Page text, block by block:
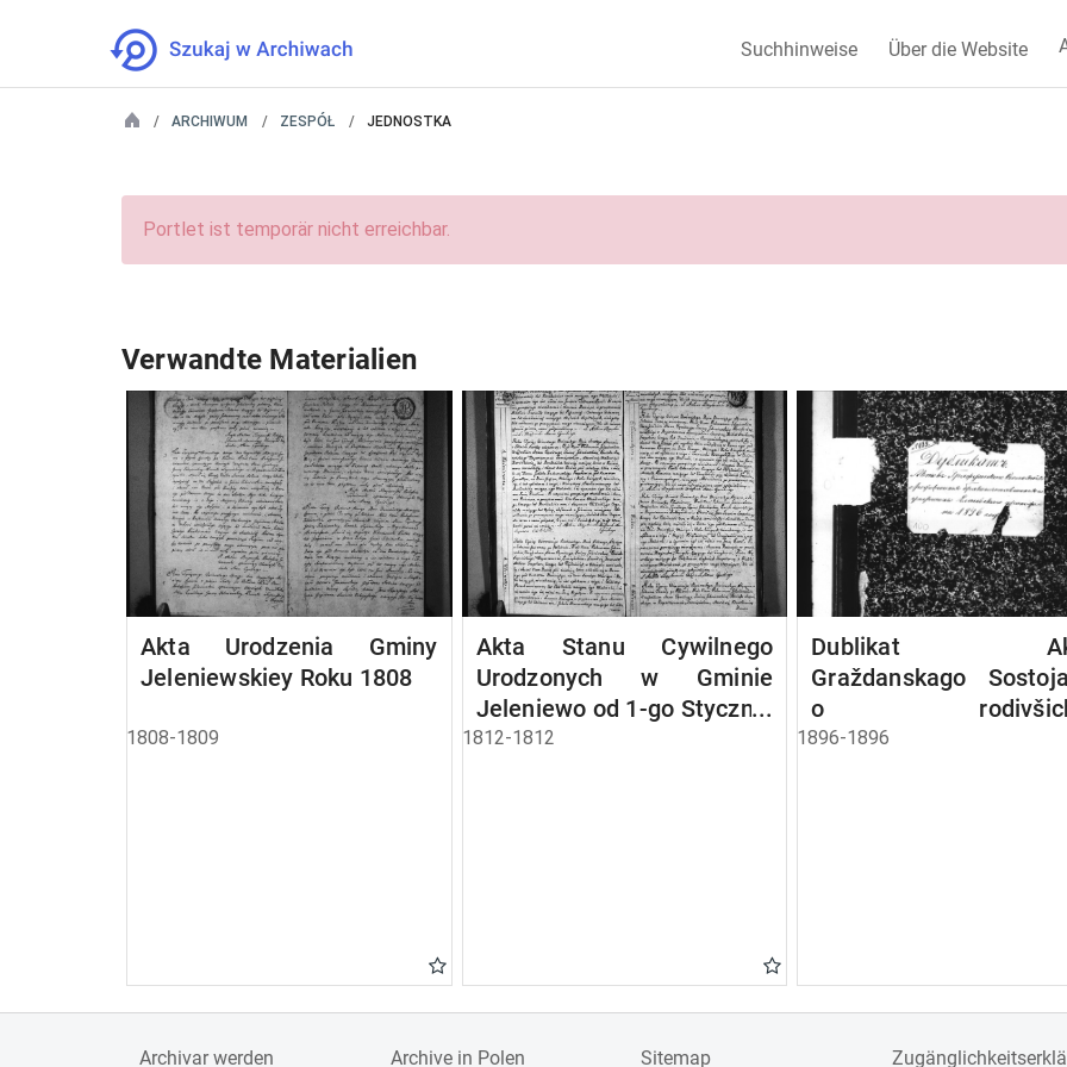
Suchhinweise Über die Website
ARCHIWUM ZESPÓŁ JEDNOSTKA
Portlet ist temporär nicht erreichbar.
Verwandte Materialien
Akta Urodzenia Gminy
Jeleniewskiey Roku 1808
1808-1809
Akta Stanu Cywilnego
Urodzonych w Gminie
Jeleniewo od 1-go Stycznia
1812 Roku.
1812-1812
Dublikat
Graždanskago
o
1896-1896
Archivar werden Archive in Polen Sitemap